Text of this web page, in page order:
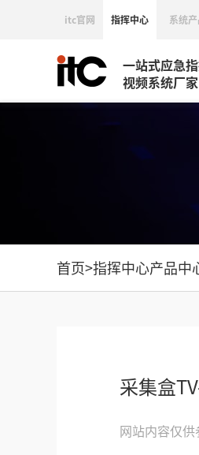
itc官网 指挥中心 系统
一站式应急
视频系统厂家
首页>指挥中心产品中
采集盒
网站内容仅